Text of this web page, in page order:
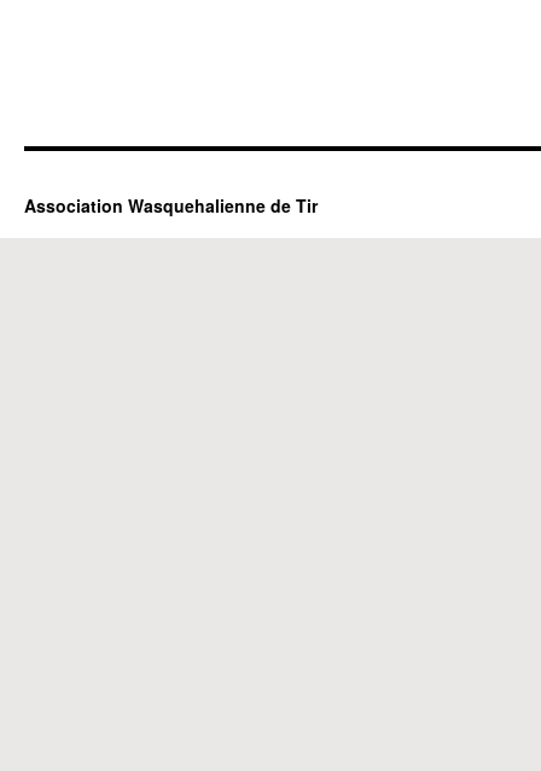
Association Wasquehalienne de Tir